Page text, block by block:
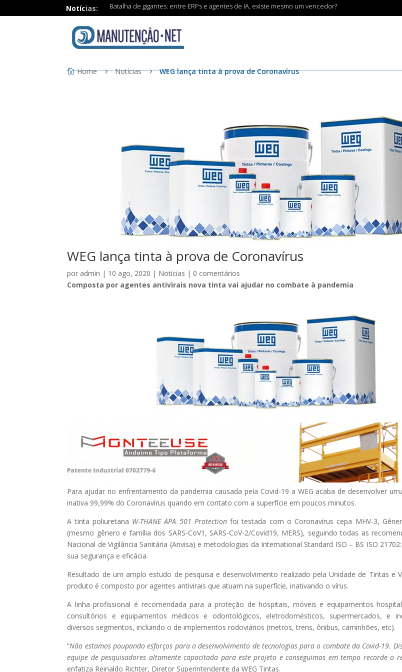
Notícias: Batalha de gigantes: entre ERPs e agentes de IA, existe mesmo um vencedor?
Home Notícias WEG lança tinta à prova de Coronavírus
WEG lança tinta à prova de Coronavírus
por admin | 10 ago, 2020 | Notícias | 0 comentários
Composta por agentes antivirais nova tinta vai ajudar no combate à pandemia
Para ajudar no enfrentamento da pandemia causada pela Covid-19 a WEG acaba de desenvolver
inativa 99,99% do Coronavírus quando em contato com a superfície em poucos minutos.
A tinta poliuretana W-THANE APA 501 Protectionfoi testada com o Coronavírus cepa MHV-3,
(mesmo gênero e família dos SARS-CoV1, SARS-CoV-2/Covid19, MERS), seguindo todas as
Nacional de Vigilância Sanitária (Anvisa) e metodologias da International Standard ISO – BS ISO
sua segurança e eficácia.
Resultado de um amplo estudo de pesquisa e desenvolvimento realizado pela Unidade de Tintas e
produto é composto por agentes antivirais que atuam na superfície, inativando o vírus.
A linha profissional é recomendada para a proteção de hospitais, móveis e equipamentos
consultórios e equipamentos médicos e odontológicos, eletrodomésticos, supermercados, e
diversos segmentos, incluindo o de implementos rodoviários (metros, trens, ônibus, caminhões, etc).
“Não estamos poupando esforços para o desenvolvimento de tecnologias para o combate da Covid-19.
equipe de pesquisadores altamente capacitada para este projeto e conseguimos em tempo recorde o
enfatiza Reinaldo Richter, Diretor Superintendente da WEG Tintas.